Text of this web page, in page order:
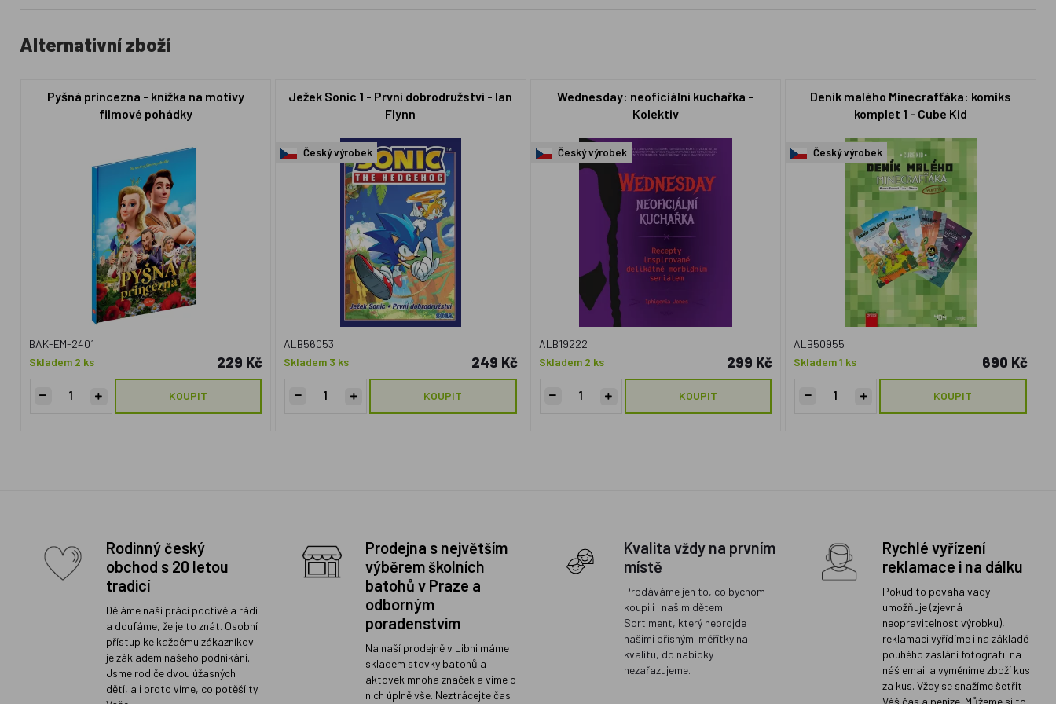
Alternativní zboží
Pyšná princezna - knížka na motivy
filmové pohádky
BAK-EM-2401
Skladem 2 ks
229 Kč
KOUPIT
Ježek Sonic 1 - První dobrodružství - Ian
Flynn
Český výrobek
ALB56053
Skladem 3 ks
249 Kč
KOUPIT
Wednesday: neoficiální kuchařka -
Kolektiv
Český výrobek
ALB19222
Skladem 2 ks
299 Kč
KOUPIT
Deník malého Minecrafťáka: komiks
komplet 1 - Cube Kid
Český výrobek
ALB50955
Skladem 1 ks
690 Kč
KOUPIT
Rodinný český
obchod s 20 letou
tradicí
Děláme naši práci poctivě a rádi
a doufáme, že je to znát. Osobní
přístup ke každému zákazníkovi
je základem našeho podnikání.
Jsme rodiče dvou úžasných
dětí, a i proto víme, co potěší ty
Prodejna s největším
výběrem školních
batohů v Praze a
odborným
poradenstvím
Na naší prodejně v Libni máme
skladem stovky batohů a
aktovek mnoha značek a víme o
nich úplně vše. Neztrácejte čas
Kvalita vždy na prvním
místě
Prodáváme jen to, co bychom
koupili i našim dětem.
Sortiment, který neprojde
našimi přísnými měřítky na
kvalitu, do nabídky
nezařazujeme.
Rychlé vyřízení
reklamace i na dálku
Pokud to povaha vady
umožňuje (zjevná
neopravitelnost výrobku),
reklamaci vyřídíme i na základě
pouhého zaslání fotografií na
náš email a vyměníme zboží kus
za kus. Vždy se snažíme šetřit
Váš čas a peníze. Můžeme si to